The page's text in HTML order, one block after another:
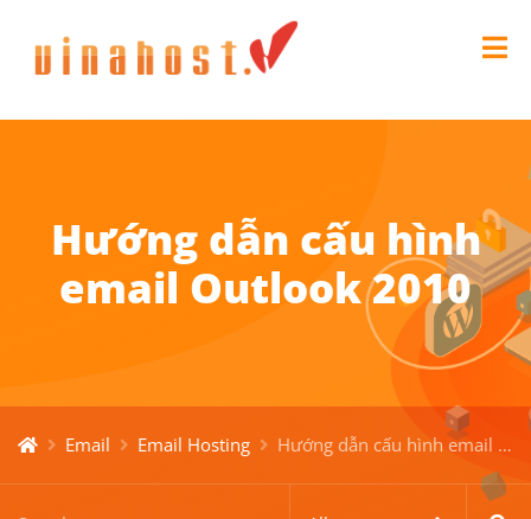
Hướng dẫn cấu hình
email Outlook 2010
Email Email Hosting Hướng dẫn cấu hình email Outlook 2010